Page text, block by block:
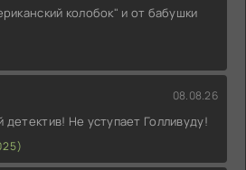
колобок" и от бабушки
08.08.26
Не уступает Голливуду!